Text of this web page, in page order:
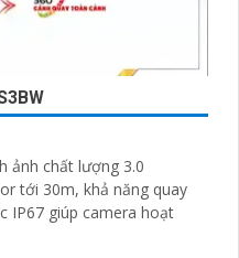
ảnh chất lượng 3.0
tới 30m, khả năng quay
IP67 giúp camera hoạt